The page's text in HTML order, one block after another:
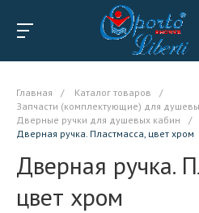
Главная / Каталог товаров
/
Запчасти (комплектующие) для
Дверные ручки для душевых кабин
/
Дверная ручка. Пластмасса, цвет хром
Дверная ручка.
цвет хром